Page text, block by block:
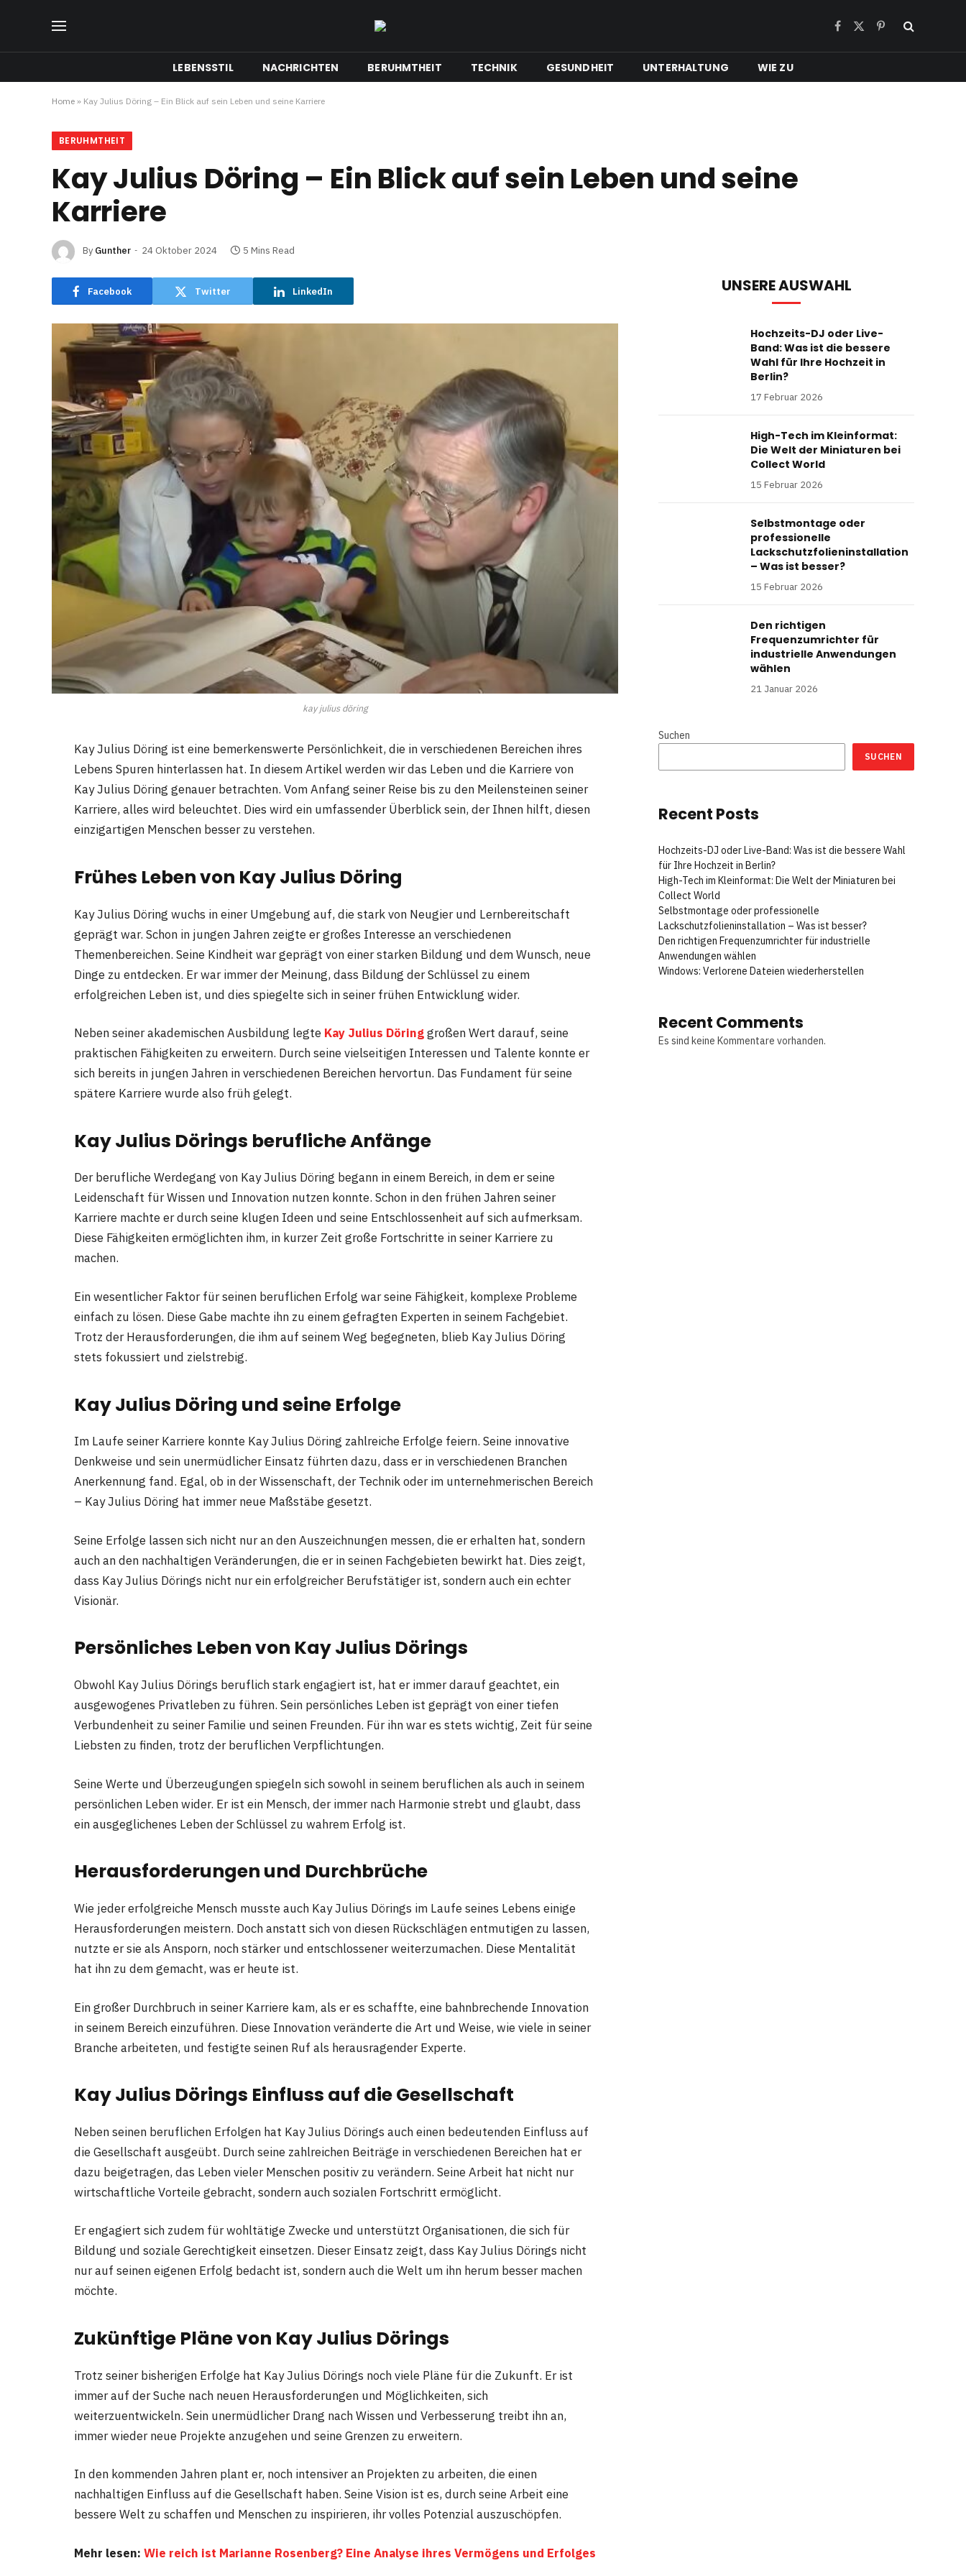
Facebook
X
Pinterest
LEBENSSTIL NACHRICHTEN BERUHMTHEIT TECHNIK GESUNDHEIT UNTERHALTUNG WIE ZU
Home » Kay Julius Döring – Ein Blick auf sein Leben und seine Karriere
BERUHMTHEIT
Kay Julius Döring – Ein Blick auf sein Leben und seine
Karriere
By Gunther 24 Oktober 2024 5 Mins Read
Facebook Twitter LinkedIn
kay julius döring
Kay Julius Döring ist eine bemerkenswerte Persönlichkeit, die in verschiedenen Bereichen ihres
Lebens Spuren hinterlassen hat. In diesem Artikel werden wir das Leben und die Karriere von
Kay Julius Döring genauer betrachten. Vom Anfang seiner Reise bis zu den Meilensteinen seiner
Karriere, alles wird beleuchtet. Dies wird ein umfassender Überblick sein, der Ihnen hilft, diesen
einzigartigen Menschen besser zu verstehen.
Frühes Leben von Kay Julius Döring
Kay Julius Döring wuchs in einer Umgebung auf, die stark von Neugier und Lernbereitschaft
geprägt war. Schon in jungen Jahren zeigte er großes Interesse an verschiedenen
Themenbereichen. Seine Kindheit war geprägt von einer starken Bildung und dem Wunsch, neue
Dinge zu entdecken. Er war immer der Meinung, dass Bildung der Schlüssel zu einem
erfolgreichen Leben ist, und dies spiegelte sich in seiner frühen Entwicklung wider.
Neben seiner akademischen Ausbildung legte Kay Julius Döringgroßen Wert darauf, seine
praktischen Fähigkeiten zu erweitern. Durch seine vielseitigen Interessen und Talente konnte er
sich bereits in jungen Jahren in verschiedenen Bereichen hervortun. Das Fundament für seine
spätere Karriere wurde also früh gelegt.
Kay Julius Dörings berufliche Anfänge
Der berufliche Werdegang von Kay Julius Döring begann in einem Bereich, in dem er seine
Leidenschaft für Wissen und Innovation nutzen konnte. Schon in den frühen Jahren seiner
Karriere machte er durch seine klugen Ideen und seine Entschlossenheit auf sich aufmerksam.
Diese Fähigkeiten ermöglichten ihm, in kurzer Zeit große Fortschritte in seiner Karriere zu
machen.
Ein wesentlicher Faktor für seinen beruflichen Erfolg war seine Fähigkeit, komplexe Probleme
einfach zu lösen. Diese Gabe machte ihn zu einem gefragten Experten in seinem Fachgebiet.
Trotz der Herausforderungen, die ihm auf seinem Weg begegneten, blieb Kay Julius Döring
stets fokussiert und zielstrebig.
Kay Julius Döring und seine Erfolge
Im Laufe seiner Karriere konnte Kay Julius Döring zahlreiche Erfolge feiern. Seine innovative
Denkweise und sein unermüdlicher Einsatz führten dazu, dass er in verschiedenen Branchen
Anerkennung fand. Egal, ob in der Wissenschaft, der Technik oder im unternehmerischen Bereich
– Kay Julius Döring hat immer neue Maßstäbe gesetzt.
Seine Erfolge lassen sich nicht nur an den Auszeichnungen messen, die er erhalten hat, sondern
auch an den nachhaltigen Veränderungen, die er in seinen Fachgebieten bewirkt hat. Dies zeigt,
dass Kay Julius Dörings nicht nur ein erfolgreicher Berufstätiger ist, sondern auch ein echter
Visionär.
Persönliches Leben von Kay Julius Dörings
Obwohl Kay Julius Dörings beruflich stark engagiert ist, hat er immer darauf geachtet, ein
ausgewogenes Privatleben zu führen. Sein persönliches Leben ist geprägt von einer tiefen
Verbundenheit zu seiner Familie und seinen Freunden. Für ihn war es stets wichtig, Zeit für seine
Liebsten zu finden, trotz der beruflichen Verpflichtungen.
Seine Werte und Überzeugungen spiegeln sich sowohl in seinem beruflichen als auch in seinem
persönlichen Leben wider. Er ist ein Mensch, der immer nach Harmonie strebt und glaubt, dass
ein ausgeglichenes Leben der Schlüssel zu wahrem Erfolg ist.
Herausforderungen und Durchbrüche
Wie jeder erfolgreiche Mensch musste auch Kay Julius Dörings im Laufe seines Lebens einige
Herausforderungen meistern. Doch anstatt sich von diesen Rückschlägen entmutigen zu lassen,
nutzte er sie als Ansporn, noch stärker und entschlossener weiterzumachen. Diese Mentalität
hat ihn zu dem gemacht, was er heute ist.
Ein großer Durchbruch in seiner Karriere kam, als er es schaffte, eine bahnbrechende Innovation
in seinem Bereich einzuführen. Diese Innovation veränderte die Art und Weise, wie viele in seiner
Branche arbeiteten, und festigte seinen Ruf als herausragender Experte.
Kay Julius Dörings Einfluss auf die Gesellschaft
Neben seinen beruflichen Erfolgen hat Kay Julius Dörings auch einen bedeutenden Einfluss auf
die Gesellschaft ausgeübt. Durch seine zahlreichen Beiträge in verschiedenen Bereichen hat er
dazu beigetragen, das Leben vieler Menschen positiv zu verändern. Seine Arbeit hat nicht nur
wirtschaftliche Vorteile gebracht, sondern auch sozialen Fortschritt ermöglicht.
Er engagiert sich zudem für wohltätige Zwecke und unterstützt Organisationen, die sich für
Bildung und soziale Gerechtigkeit einsetzen. Dieser Einsatz zeigt, dass Kay Julius Dörings nicht
nur auf seinen eigenen Erfolg bedacht ist, sondern auch die Welt um ihn herum besser machen
möchte.
Zukünftige Pläne von Kay Julius Dörings
Trotz seiner bisherigen Erfolge hat Kay Julius Dörings noch viele Pläne für die Zukunft. Er ist
immer auf der Suche nach neuen Herausforderungen und Möglichkeiten, sich
weiterzuentwickeln. Sein unermüdlicher Drang nach Wissen und Verbesserung treibt ihn an,
immer wieder neue Projekte anzugehen und seine Grenzen zu erweitern.
In den kommenden Jahren plant er, noch intensiver an Projekten zu arbeiten, die einen
nachhaltigen Einfluss auf die Gesellschaft haben. Seine Vision ist es, durch seine Arbeit eine
bessere Welt zu schaffen und Menschen zu inspirieren, ihr volles Potenzial auszuschöpfen.
Mehr lesen: Wie reich ist Marianne Rosenberg? Eine Analyse ihres Vermögens und Erfolges
UNSERE AUSWAHL
Hochzeits-DJ oder Live-
Band: Was ist die bessere
Wahl für Ihre Hochzeit in
Berlin?
17 Februar 2026
High-Tech im Kleinformat:
Die Welt der Miniaturen bei
Collect World
15 Februar 2026
Selbstmontage oder
professionelle
Lackschutzfolieninstallation
– Was ist besser?
15 Februar 2026
Den richtigen
Frequenzumrichter für
industrielle Anwendungen
wählen
21 Januar 2026
Suchen
SUCHEN
Recent Posts
Hochzeits-DJ oder Live-Band: Was ist die bessere Wahl
für Ihre Hochzeit in Berlin?
High-Tech im Kleinformat: Die Welt der Miniaturen bei
Collect World
Selbstmontage oder professionelle
Lackschutzfolieninstallation – Was ist besser?
Den richtigen Frequenzumrichter für industrielle
Anwendungen wählen
Windows: Verlorene Dateien wiederherstellen
Recent Comments
Es sind keine Kommentare vorhanden.